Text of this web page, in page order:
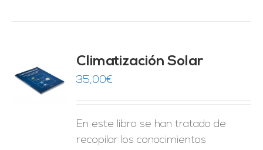
Climatización Solar
35,00€
En este libro se han tratado de
recopilar los conocimientos